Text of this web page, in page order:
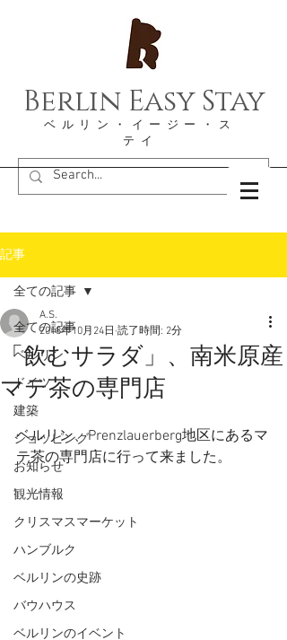
Berlin Easy Stay
​ベルリン・イージー・ス
テイ
記事
全ての記事
ベルリン
ドイツ
建築
ショッピング
お知らせ
観光情報
クリスマスマーケット
ハンブルク
ベルリンの史跡
バウハウス
ベルリンのイベント
全ての記事
「飲むサラダ」、南米原産
マテ茶の専門店
A.S.
2018年10月24日 読了時間: 2分
ベルリン、Prenzlauerberg地区にあるマ
テ茶の専門店に行って来ました。